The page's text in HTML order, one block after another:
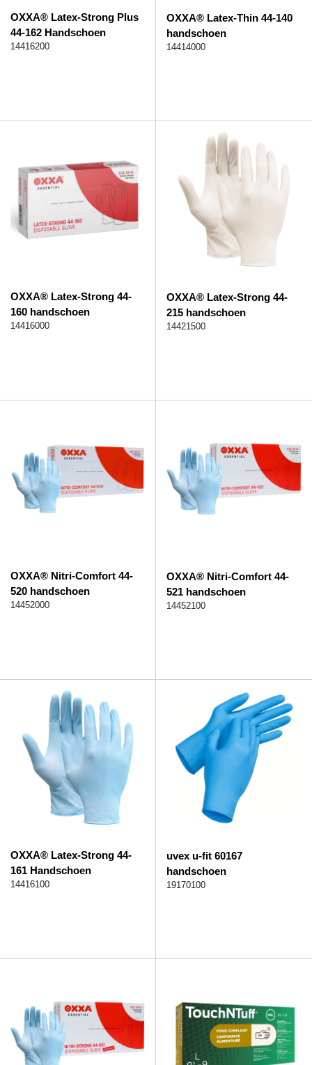
OXXA® Latex-Strong Plus
44-162 Handschoen
14416200
OXXA® Latex-Thin 44-140
handschoen
14414000
OXXA® Latex-Strong 44-
160 handschoen
14416000
OXXA® Latex-Strong 44-
215 handschoen
14421500
OXXA® Nitri-Comfort 44-
520 handschoen
14452000
OXXA® Nitri-Comfort 44-
521 handschoen
14452100
OXXA® Latex-Strong 44-
161 Handschoen
14416100
uvex u-fit 60167
handschoen
19170100